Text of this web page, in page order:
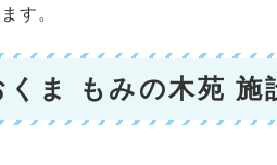
す。
くま もみの木苑 施